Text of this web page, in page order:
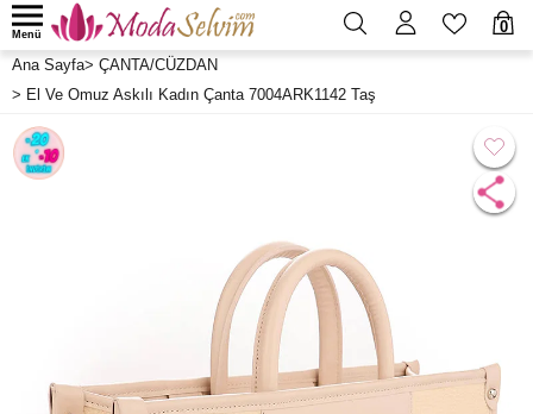
0
Menü
Ana Sayfa> ÇANTA/CÜZDAN
> El Ve Omuz Askılı Kadın Çanta 7004ARK1142 Taş